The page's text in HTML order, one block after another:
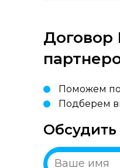
Договор
Поможем
Подберем